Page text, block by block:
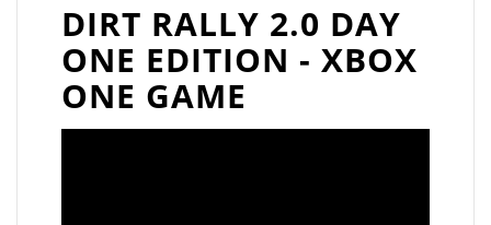
DIRT RALLY 2.0 DAY
ONE EDITION - XBOX
ONE GAME